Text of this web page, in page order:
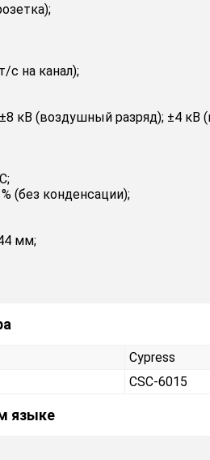
с на канал);
кВ (воздушный разряд); ±4 кВ
(без конденсации);
мм;
Cypress
CSC-6015
языке